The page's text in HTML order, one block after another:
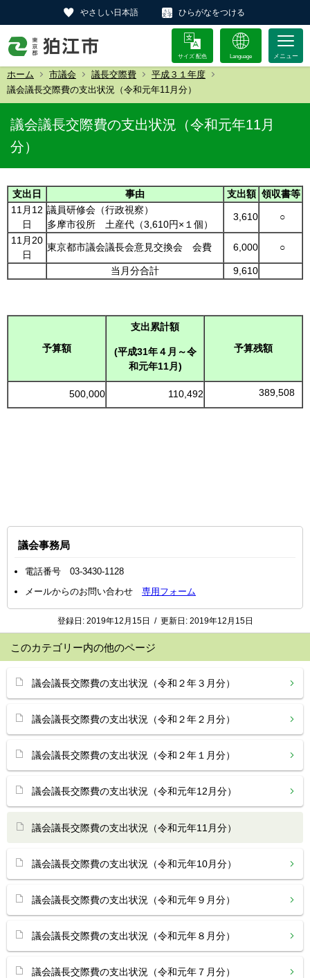
やさしい日本語 ひらがなをつける
サイズ 配色 Language
ホーム 市議会 議長交際費
平成３１年度
議会議長交際費の支出状況（令和元年11月分）
議会議長交際費の支出状況（令和元年11月
分）
支出日 事由 支出額 領収書等
11月12
日
議員研修会（行政視察）
多摩市役所 土産代（3,610円×１個）
3,610 ○
11月20
日
東京都市議会議長会意見交換会 会費 6,000 ○
当月分合計 9,610
予算額
支出累計額
(平成31年４月～令
和元年11月)
予算残額
500,000 110,492 389,508
議会事務局
電話番号 03-3430-1128
メールからのお問い合わせ 専用フォーム
登録日: 2019年12月15日 / 更新日: 2019年12月15日
このカテゴリー内の他のページ
議会議長交際費の支出状況（令和２年３月分）
議会議長交際費の支出状況（令和２年２月分）
議会議長交際費の支出状況（令和２年１月分）
議会議長交際費の支出状況（令和元年12月分）
議会議長交際費の支出状況（令和元年11月分）
議会議長交際費の支出状況（令和元年10月分）
議会議長交際費の支出状況（令和元年９月分）
議会議長交際費の支出状況（令和元年８月分）
議会議長交際費の支出状況（令和元年７月分）